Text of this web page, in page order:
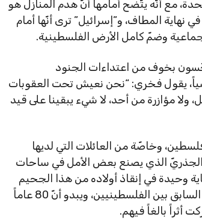
مع أنّه يتّضح أمامها أنّ هدم المنازل هو
نهاية المطاف، و”إسرائيل” ترى أنّها أمام
وضمّ كامل الأرض الفلسطينية.
بخوف من اعتداءات الجنود
يقول فخري: “نحن نعيش تحت العقوبات
ولا مؤازرة من أحد، لا شيء يبقينا على قيد
وخاصّة من العائلات التي لديها
الذي يصنع بعض الأمل في ساحات
وحيدة في إنقاذ أولاده من هذا الجحيم
ونقلهم إلى برّ الأمان. وهذا أمر لم أكن أشاهده في السابق بين الفلسطينيين، ويبدو أنّ 80 عاماً
أثراً بالغاً فيهم.